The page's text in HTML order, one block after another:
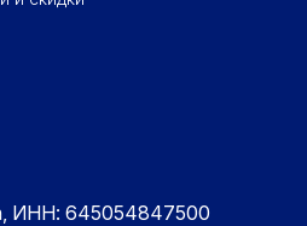
ИНН: 645054847500